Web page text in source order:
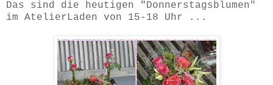
Das sind die heutigen "Donnerstagsblumen"
im AtelierLaden von 15-18 Uhr ...